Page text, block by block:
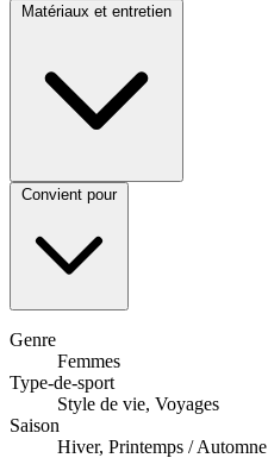
Matériaux et entretien
Convient pour
Genre
Femmes
Type-de-sport
Style de vie, Voyages
Saison
Hiver, Printemps / Automne